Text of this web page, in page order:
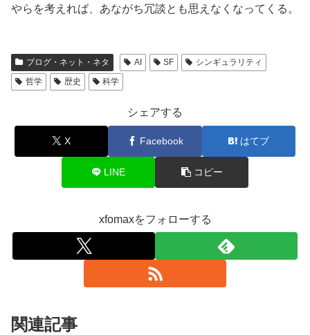
やらを考えれば、あながち冗談とも思えなくなってくる。
ブログ・ネット・ネタ AI SF
シンギュラリティ
哲学
歴史 科学
シェアする
X Facebook はてブ
LINE コピー
xfomaxをフォローする
関連記事